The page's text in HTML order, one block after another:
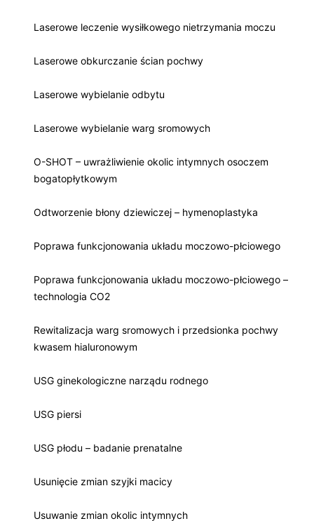
Laserowe leczenie wysiłkowego nietrzymania moczu
Laserowe obkurczanie ścian pochwy
Laserowe wybielanie odbytu
Laserowe wybielanie warg sromowych
O-SHOT – uwrażliwienie okolic intymnych osoczem
bogatopłytkowym
Odtworzenie błony dziewiczej – hymenoplastyka
Poprawa funkcjonowania układu moczowo-płciowego
Poprawa funkcjonowania układu moczowo-płciowego –
technologia CO2
Rewitalizacja warg sromowych i przedsionka pochwy
kwasem hialuronowym
USG ginekologiczne narządu rodnego
USG piersi
USG płodu – badanie prenatalne
Usunięcie zmian szyjki macicy
Usuwanie zmian okolic intymnych